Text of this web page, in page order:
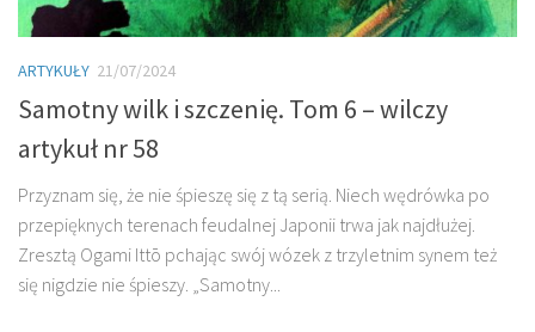
ARTYKUŁY 21/07/2024
Samotny wilk i szczenię. Tom 6 – wilczy
artykuł nr 58
Przyznam się, że nie śpieszę się z tą serią. Niech wędrówka po
przepięknych terenach feudalnej Japonii trwa jak najdłużej.
Zresztą Ogami Ittō pchając swój wózek z trzyletnim synem też
się nigdzie nie śpieszy. „Samotny...